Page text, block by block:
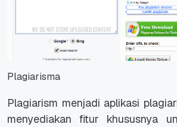
Plagiarisma
Plagiarism menjadi aplikasi
menyediakan fitur khususnya